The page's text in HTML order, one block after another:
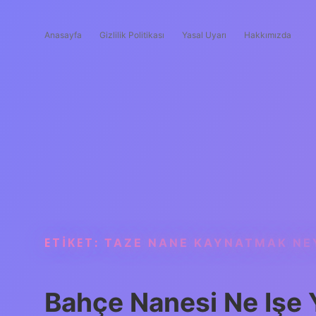
Anasayfa Gizlilik Politikası Yasal Uyarı Hakkımızda
ETIKET: TAZE NANE KAYNATMAK
Bahçe Nanesi Ne Işe